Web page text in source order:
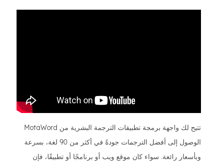
تتيح لك واجهة برمجة تطبيقات الترجمة البشرية من MotaWord
الوصول إلى أفضل الترجمات جودةً في أكثر من 90 لغة، بسرعة
وبأسعار رائعة. سواء كان موقع ويب أو برنامجًا أو تطبيقًا، فإن